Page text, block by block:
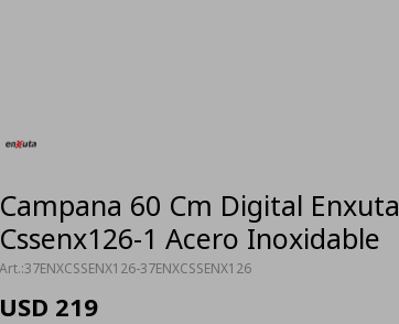
Campana 60 Cm Digital Enxuta
Cssenx126-1 Acero Inoxidable
37ENXCSSENX126-37ENXCSSENX126
USD 219